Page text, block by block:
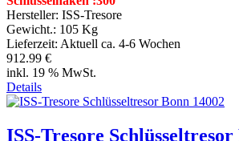
Hersteller: ISS-Tresore
Gewicht.: 105 Kg
Lieferzeit: Aktuell ca. 4-6 Wochen
912.99 €
inkl. 19 % MwSt.
Details
ISS-Tresore Schlüsseltresor